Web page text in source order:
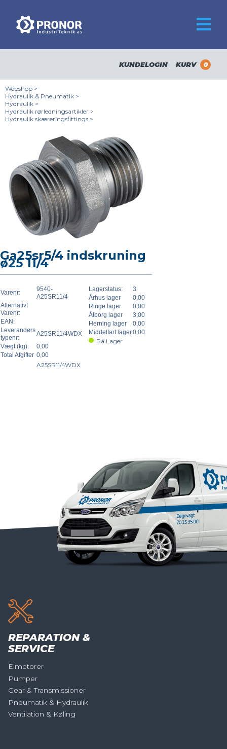
KUNDELOGIN KURV 0
Webshop >
Hydraulik & Pneumatik >
Hydraulik >
Hydraulik rørledningsartikler >
Hydraulik skæreringsfittings >
Ga25sr5/4 indskruning
ø25 11/4
Varenr:
9540-
A25SR11/4
Alternativt
Varenr:
EAN:
Leverandørs
typenr:
A25SR11/4WDX
Vægt (kg):
0,00
Total Afgifter 0,00
A25SR11/4WDX
Lagerstatus:
3
Århus lager
0,00
Ringe lager
0,00
Ålborg lager
3,00
Herning lager
0,00
Middelfart lager0,00
På Lager
REPARATION &
SERVICE
Elmotorer
Pumper
Gear & Transmissioner
Pneumatik & Hydraulik
Ventilation & Køling